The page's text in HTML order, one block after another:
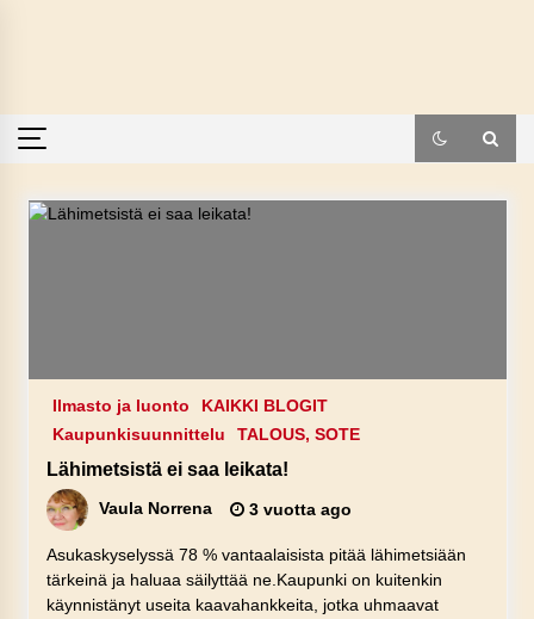
Ilmasto ja luonto
KAIKKI BLOGIT
Kaupunkisuunnittelu
TALOUS, SOTE
Lähimetsistä ei saa leikata!
Vaula Norrena 3 vuotta ago
Asukaskyselyssä 78 % vantaalaisista pitää lähimetsiään
tärkeinä ja haluaa säilyttää ne.Kaupunki on kuitenkin
käynnistänyt useita kaavahankkeita, jotka uhmaavat